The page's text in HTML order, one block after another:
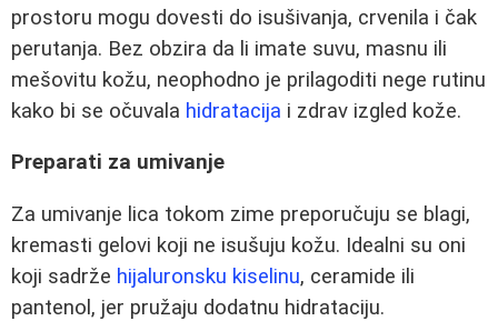
prostoru mogu dovesti do isušivanja, crvenila i čak
perutanja. Bez obzira da li imate suvu, masnu ili
mešovitu kožu, neophodno je prilagoditi nege rutinu
kako bi se očuvala hidratacija i zdrav izgled kože.
Preparati za umivanje
Za umivanje lica tokom zime preporučuju se blagi,
kremasti gelovi koji ne isušuju kožu. Idealni su oni
koji sadrže hijaluronsku kiselinu, ceramide ili
pantenol, jer pružaju dodatnu hidrataciju.